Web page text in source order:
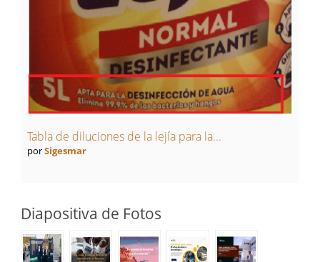
Tabla de diluciones de la lejía para la...
porSigesmar
Diapositiva de Fotos